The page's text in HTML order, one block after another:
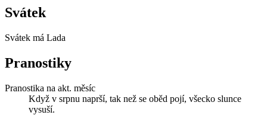
Svátek
Svátek má Lada
Pranostiky
Pranostika na akt. měsíc
Když v srpnu naprší, tak než se oběd pojí, všecko slunce
vysuší.